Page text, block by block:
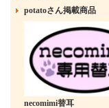
potatoさん掲載商品
necomimi替耳